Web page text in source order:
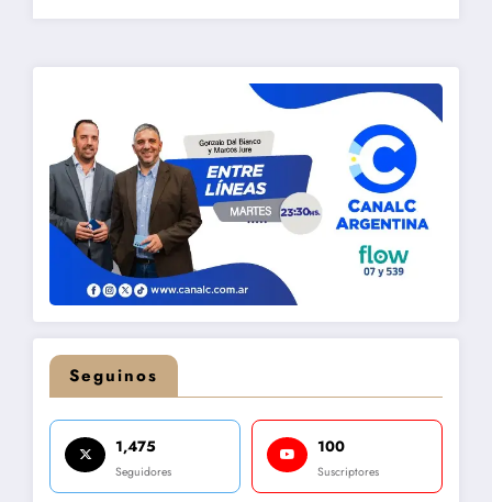
Seguinos
1,475
Seguidores
100
Suscriptores